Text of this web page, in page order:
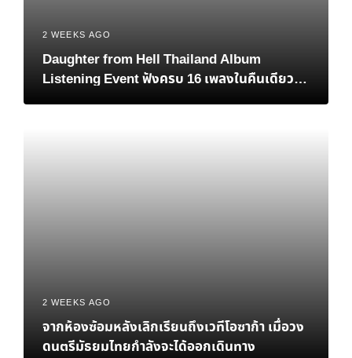
2 WEEKS AGO
Daughter from Hell Thailand Album
Listening Event ฟังครบ 16 เพลงในคืนเดียว
2 WEEKS AGO
จากห้องซ้อมหลังเลิกเรียนถึงเวทีโอซาก้า เมื่อวง
ดนตรีมัธยมไทยกำลังจะได้ออกเดินทาง